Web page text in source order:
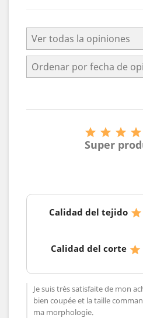
   
Super
Calidad del tejido 
Calidad del corte 
Je suis très satisfaite de mon
bien coupée et la taille
ma morphologie.